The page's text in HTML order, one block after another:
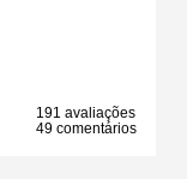
191 avaliações
49 comentários